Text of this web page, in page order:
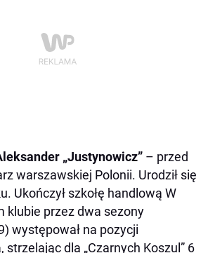
„Justynowicz” – przed
warszawskiej Polonii. Urodził się
Ukończył szkołę handlową W
klubie przez dwa sezony
występował na pozycji
strzelając dla „Czarnych Koszul” 6